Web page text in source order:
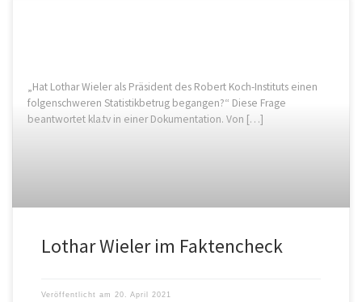
„Hat Lothar Wieler als Präsident des Robert Koch-Instituts einen
folgenschweren Statistikbetrug begangen?“ Diese Frage
beantwortet kla.tv in einer Dokumentation. Von […]
Lothar Wieler im Faktencheck
Veröffentlicht am 20. April 2021